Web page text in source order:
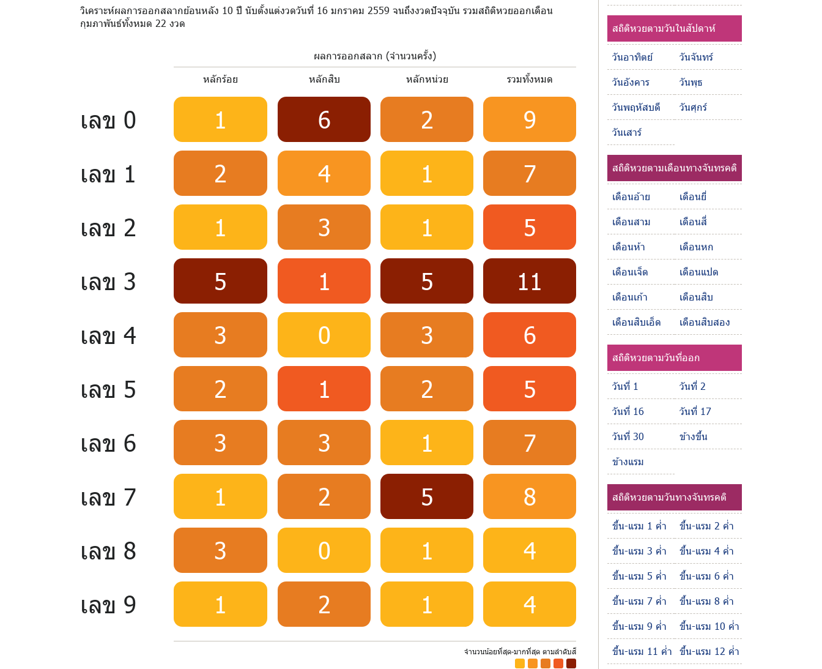
วิเคราะห์ผลการออกสลากย้อนหลัง 10 ปี นับตั้งแต่งวดวันที่ 16 มกราคม 2559 จนถึงงวดปัจจุบัน รวมสถิติหวยออกเดือน
กุมภาพันธ์ทั้งหมด 22 งวด
ผลการออกสลาก (จำนวนครั้ง)
หลักร้อย
หลักสิบ หลักหน่วย รวมทั้งหมด
เลข 0 1 6 2
9
เลข 1
2 4 1
7
เลข 2
1 3 1
5
เลข 3
5 1 5
11
เลข 4
3 0 3
6
เลข 5
2 1 2
5
เลข 6
3 3 1
7
เลข 7
1 2 5
8
เลข 8
3 0 1
4
เลข 9
1 2 1 4
จำนวนน้อยที่สุด-มากที่สุด ตามลำดับสี
สถิติหวยตามวันในสัปดาห์
วันอาทิตย์
วันจันทร์
วันอังคาร
วันพุธ
วันพฤหัสบดี
วันศุกร์
วันเสาร์
สถิติหวยตามเดือนทางจันทรคติ
เดือนอ้าย
เดือนยี่
เดือนสาม
เดือนสี่
เดือนห้า
เดือนหก
เดือนเจ็ด
เดือนแปด
เดือนเก้า
เดือนสิบ
เดือนสิบเอ็ด
เดือนสิบสอง
สถิติหวยตามวันที่ออก
วันที่ 1
วันที่ 2
วันที่ 16
วันที่ 17
วันที่ 30
ข้างขึ้น
ข้างแรม
สถิติหวยตามวันทางจันทรคติ
ขึ้น-แรม 1 ค่ำ
ขึ้น-แรม 2 ค่ำ
ขึ้น-แรม 3 ค่ำ
ขึ้น-แรม 4 ค่ำ
ขึ้น-แรม 5 ค่ำ
ขึ้น-แรม 6 ค่ำ
ขึ้น-แรม 7 ค่ำ
ขึ้น-แรม 8 ค่ำ
ขึ้น-แรม 9 ค่ำ
ขึ้น-แรม 10 ค่ำ
ขึ้น-แรม 11 ค่ำ
ขึ้น-แรม 12 ค่ำ